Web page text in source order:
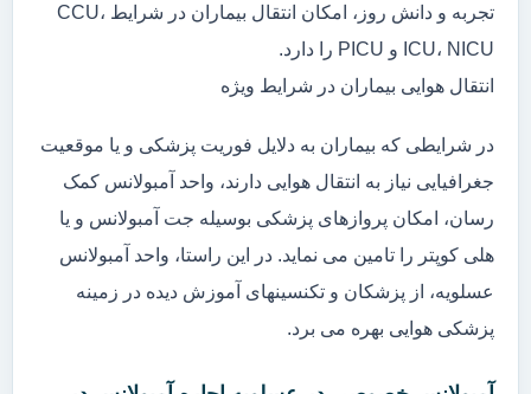
تجربه و دانش روز، امکان انتقال بیماران در شرایط CCU،
ICU، NICU و PICU را دارد.
انتقال هوایی بیماران در شرایط ویژه
در شرایطی که بیماران به دلایل فوریت پزشکی و یا موقعیت
جغرافیایی نیاز به انتقال هوایی دارند، واحد آمبولانس کمک
رسان، امکان پروازهای پزشکی بوسیله جت آمبولانس و یا
هلی کوپتر را تامین می نماید. در این راستا، واحد آمبولانس
عسلویه، از پزشکان و تکنسینهای آموزش دیده در زمینه
پزشکی هوایی بهره می برد.